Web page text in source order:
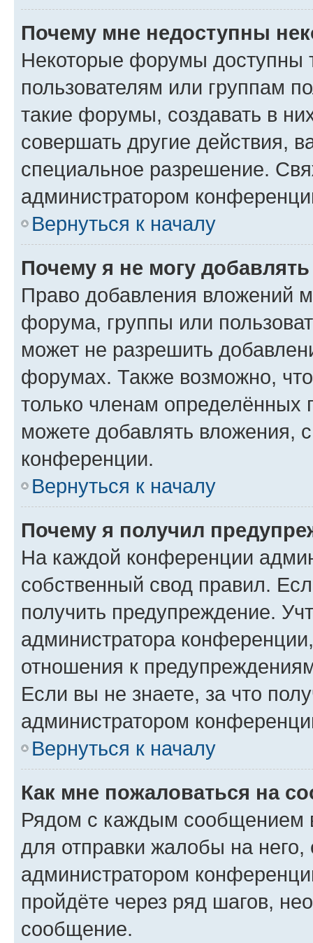
Почему мне недоступны
Некоторые форумы доступны
пользователям или группам
такие форумы, создавать в
совершать другие действия,
специальное разрешение.
администратором
Вернуться к началу
Почему я не могу
Право добавления вложений
форума, группы или
может не разрешить
форумах. Также возможно,
только членам определённых
можете добавлять вложения,
конференции.
Вернуться к началу
Почему я получил
На каждой конференции
собственный свод правил.
получить предупреждение.
администратора
отношения к
Если вы не знаете, за что
администратором
Вернуться к началу
Как мне пожаловаться на
Рядом с каждым сообщением
для отправки жалобы на
администратором
пройдёте через ряд шагов,
сообщение.